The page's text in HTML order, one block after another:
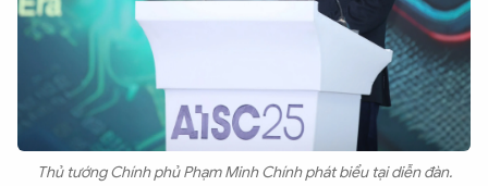
Thủ tướng Chính phủ Phạm Minh Chính phát biểu tại diễn đàn.